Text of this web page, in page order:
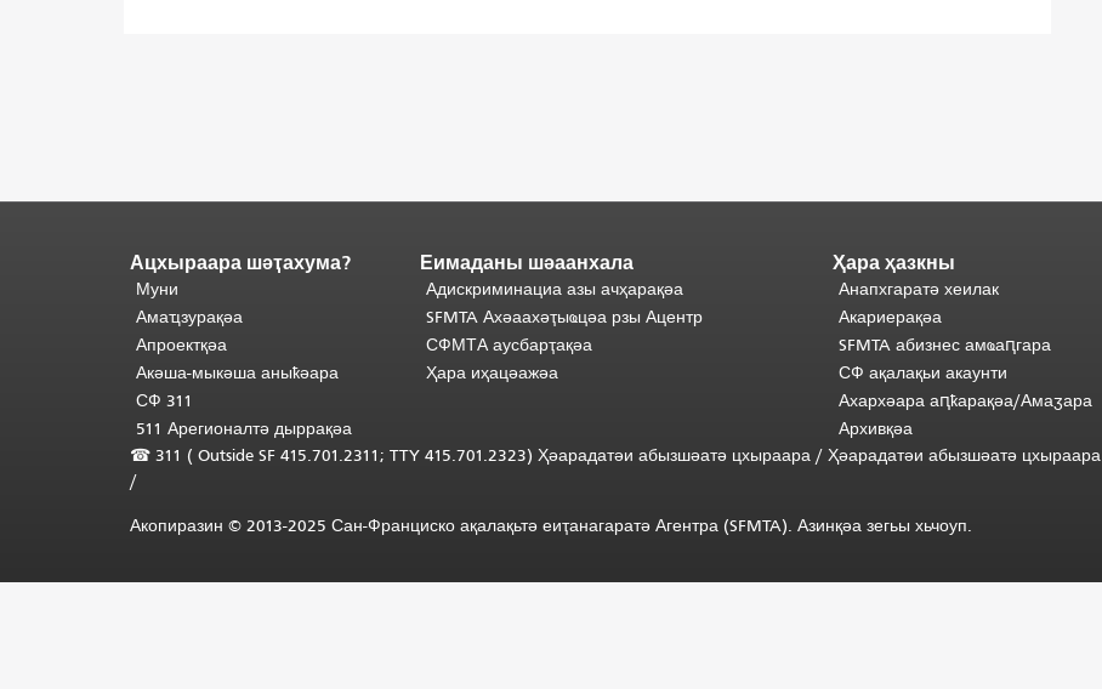
Адаҟьа
аҵакы
анҵәамҭа.Ари
адаҟьа
иаанхаз
даҟьацыԥхьаӡа
Аҵакы
хада
ахыхь
шәхынҳәы."
Ацхыраара шәҭахума?
Муни
Амаҵзурақәа
Апроектқәа
Акәша-мыкәша аныҟәара
СФ 311
511 Арегионалтә дыррақәа
Еимаданы шәаанхала
Адискриминациа азы ачҳарақәа
SFMTA Ахәаахәҭыҩцәа рзы Ацентр
СФМТА аусбарҭақәа
Ҳара иҳацәажәа
Ҳара ҳазкны
Анапхгаратә хеилак
Акариерақәа
SFMTA абизнес амҩаԥгара
СФ ақалақьи акаунти
Ахархәара аԥҟарақәа/Амаӡара
Архивқәа
☎ 311 ( Outside SF 415.701.2311; TTY 415.701.2323) Ҳәарадатәи абызшәатә цхыраара / Ҳәарадатәи абызшәатә цхыраара
/
Акопиразин © 2013-2025 Сан-Франциско ақалақьтә еиҭанагаратә Агентра (SFMTA). Азинқәа зегьы хьчоуп.